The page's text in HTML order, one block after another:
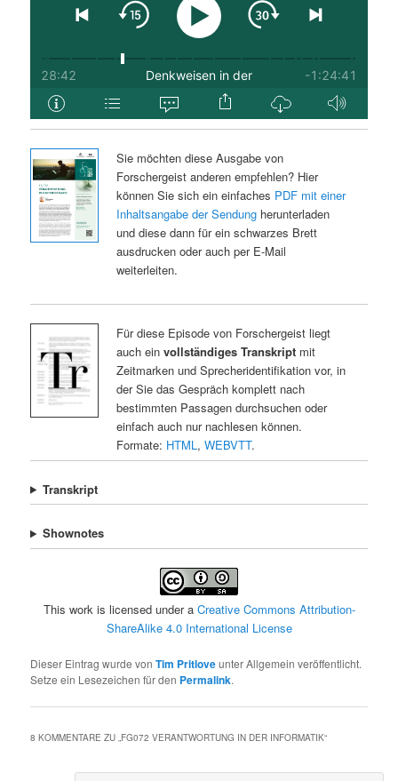
Sie möchten diese Ausgabe von
Forschergeist anderen empfehlen? Hier
können Sie sich ein einfaches PDF mit einer
Inhaltsangabe der Sendungherunterladen
und diese dann für ein schwarzes Brett
ausdrucken oder auch per E-Mail
weiterleiten.
Für diese Episode von Forschergeist liegt
auch ein vollständiges Transkriptmit
Zeitmarken und Sprecheridentifikation vor, in
der Sie das Gespräch komplett nach
bestimmten Passagen durchsuchen oder
einfach auch nur nachlesen können.
Formate: HTML, WEBVTT.
Transkript
Shownotes
This work is licensed under a Creative Commons Attribution-
ShareAlike 4.0 International License
Dieser Eintrag wurde vonTim Pritloveunter Allgemein veröffentlicht.
Setze ein Lesezeichen für den Permalink.
8 KOMMENTARE ZU „FG072 VERANTWORTUNG IN DER INFORMATIK“